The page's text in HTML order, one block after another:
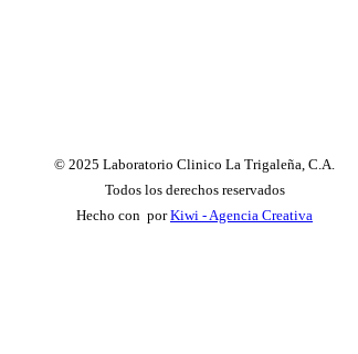
© 2025 Laboratorio Clinico La Trigaleña, C.A.
Todos los derechos reservados
Hecho con porKiwi - Agencia Creativa